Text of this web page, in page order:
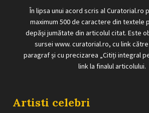
În lipsa unui acord scris al Curatorial.ro
maximum 500 de caractere din textele
depăși jumătate din articolul citat. Este
sursei www. curatorial.ro, cu link
paragraf și cu precizarea „Citiți integral
link la finalul articolului.
Artisti celebri